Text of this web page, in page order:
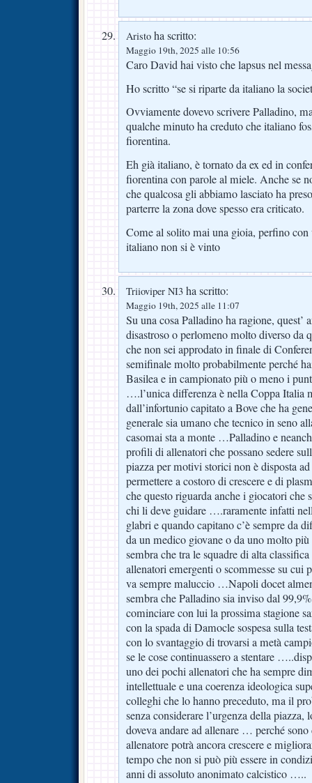
Aristo ha scritto:
Maggio 19th, 2025 alle 10:56
Caro David hai visto che lapsus nel
Ho scritto “se si riparte da italiano la
Ovviamente dovevo scrivere Palladino,
qualche minuto ha creduto che italiano
fiorentina.
Eh già italiano, è tornato da ex ed in
fiorentina con parole al miele. Anche se
che qualcosa gli abbiamo lasciato ha
parterre la zona dove spesso era criticato.
Come al solito mai una gioia, perfino
italiano non si è vinto
Triioviper NI3 ha scritto:
Maggio 19th, 2025 alle 11:07
Su una cosa Palladino ha ragione, quest’
disastroso o perlomeno molto diverso
che non sei approdato in finale di
semifinale molto probabilmente perché
Basilea e in campionato più o meno i
….l’unica differenza è nella Coppa Italia
dall’infortunio capitato a Bove che ha
generale sia umano che tecnico in seno
casomai sta a monte …Palladino e
profili di allenatori che possano sedere
piazza per motivi storici non è disposta
permettere a costoro di crescere e di
che questo riguarda anche i giocatori che
chi li deve guidare ….raramente infatti
glabri e quando capitano c’è sempre da
da un medico giovane o da uno molto più
sembra che tra le squadre di alta
allenatori emergenti o scommesse su cui
va sempre maluccio …Napoli docet
sembra che Palladino sia inviso dal
cominciare con lui la prossima stagione
con la spada di Damocle sospesa sulla
con lo svantaggio di trovarsi a metà
se le cose continuassero a stentare
uno dei pochi allenatori che ha sempre
intellettuale e una coerenza ideologica
colleghi che lo hanno preceduto, ma il
senza considerare l’urgenza della piazza,
doveva andare ad allenare … perché
allenatore potrà ancora crescere e
tempo che non si può più essere in
anni di assoluto anonimato calcistico …..